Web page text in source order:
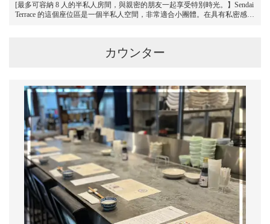
[最多可容納 8 人的半私人房間，與親密的朋友一起享受特別時光。】Sendai
Terrace 的這個座位區是一個半私人空間，非常適合小團體。在具有私密感的
カウンター